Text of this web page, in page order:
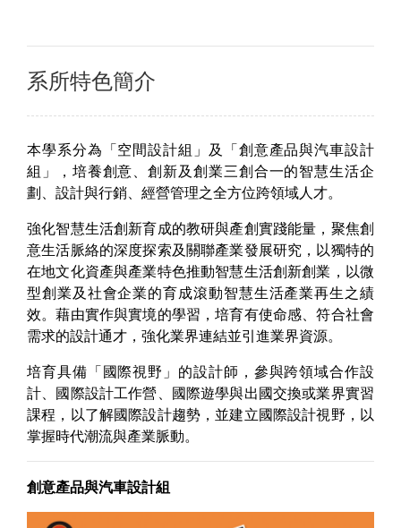
系所特色簡介
本學系分為「空間設計組」及「創意產品與汽車設計
組」，培養創意、創新及創業三創合一的智慧生活企
劃、設計與行銷、經營管理之全方位跨領域人才。
強化智慧生活創新育成的教研與產創實踐能量，聚焦創
意生活脈絡的深度探索及關聯產業發展研究，以獨特的
在地文化資產與產業特色推動智慧生活創新創業，以微
型創業及社會企業的育成滾動智慧生活產業再生之績
效。藉由實作與實境的學習，培育有使命感、符合社會
需求的設計通才，強化業界連結並引進業界資源。
培育具備「國際視野」的設計師，參與跨領域合作設
計、國際設計工作營、國際遊學與出國交換或業界實習
課程，以了解國際設計趨勢，並建立國際設計視野，以
掌握時代潮流與產業脈動。
創意產品與汽車設計組